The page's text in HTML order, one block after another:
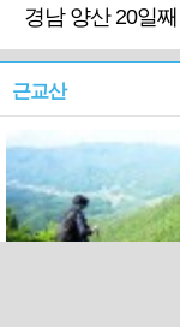
경남 양산 20일
근교산